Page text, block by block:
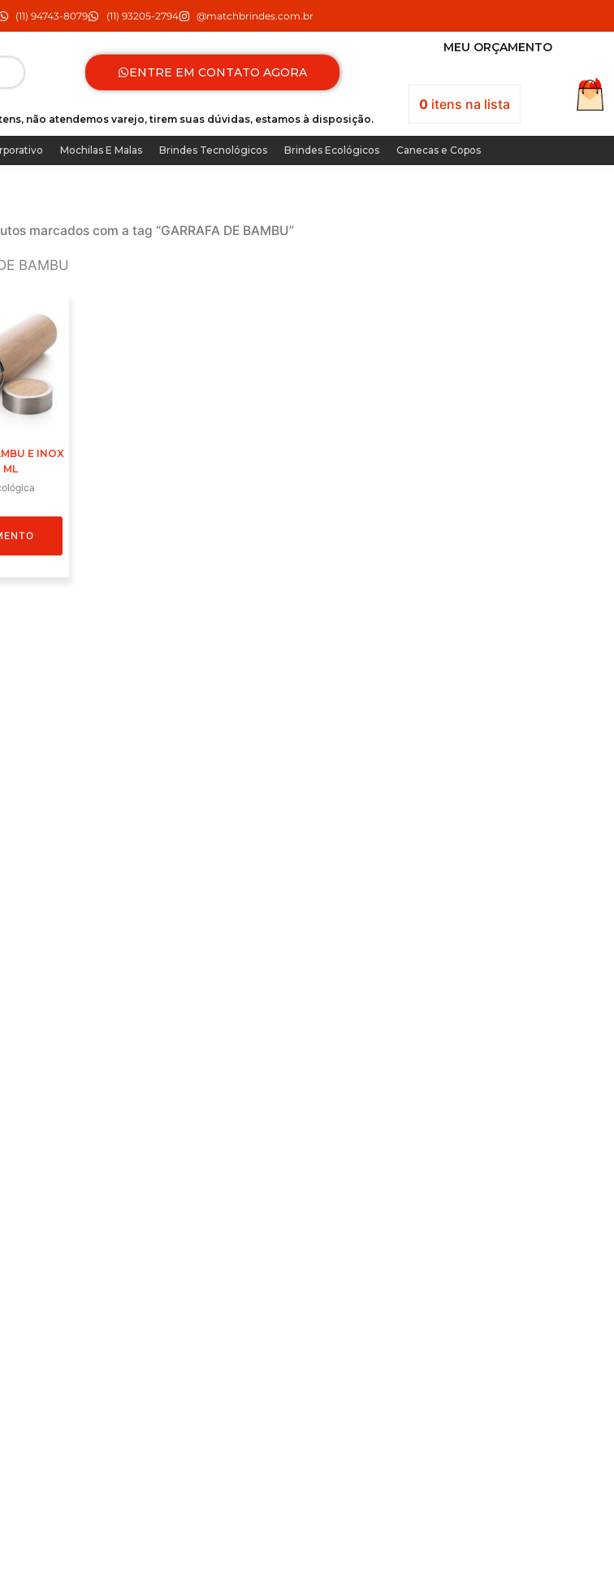
(11) 94743-8079 (11) 93205-2794 @matchbrindes.com.br
ENTRE EM CONTATO AGORA
MEU ORÇAMENTO
0itens na lista
não atendemos varejo, tirem suas dúvidas, estamos à disposição.
Mochilas E Malas Brindes Tecnológicos Brindes Ecológicos Canecas e Copos
marcados com a tag “GARRAFA DE BAMBU”
BAMBU
E INOX